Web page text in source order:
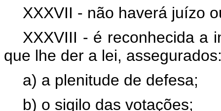
XXXVII - não haverá juízo
XXXVIII - é reconhecida a
que lhe der a lei,
a) a plenitude de defesa;
b) o sigilo das votações;